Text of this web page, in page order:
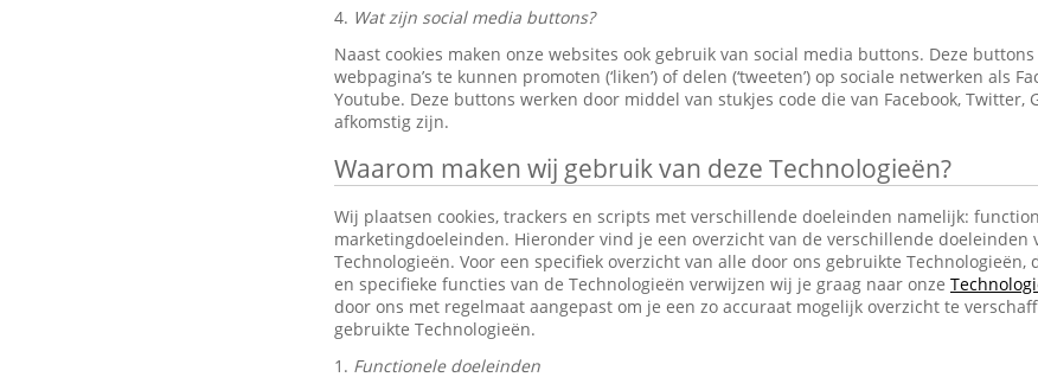
4. Wat zijn social media buttons?
Naast cookies maken onze websites ook gebruik van social media buttons. Deze
webpagina’s te kunnen promoten (‘liken’) of delen (‘tweeten’) op sociale netwerken als
Youtube. Deze buttons werken door middel van stukjes code die van Facebook, Twitter,
afkomstig zijn.
Waarom maken wij gebruik van deze Technologieën?
Wij plaatsen cookies, trackers en scripts met verschillende doeleinden namelijk:
marketingdoeleinden. Hieronder vind je een overzicht van de verschillende doeleinden
Technologieën. Voor een specifiek overzicht van alle door ons gebruikte
en specifieke functies van de Technologieën verwijzen wij je graag naar onze
door ons met regelmaat aangepast om je een zo accuraat mogelijk overzicht te
gebruikte Technologieën.
1. Functionele doeleinden